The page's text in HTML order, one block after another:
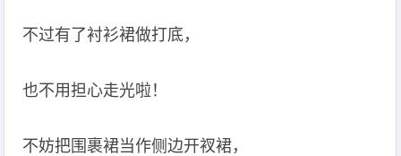
不过有了衬衫裙做打底，
也不用担心走光啦！
不妨把围裹裙当作侧边开衩裙，